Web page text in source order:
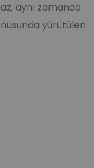
aynı zamanda
yürütülen